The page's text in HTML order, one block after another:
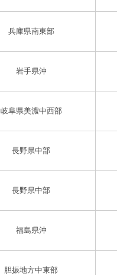
兵庫県南東部
岩手県沖
岐阜県美濃中西部
長野県中部
長野県中部
福島県沖
胆振地方中東部